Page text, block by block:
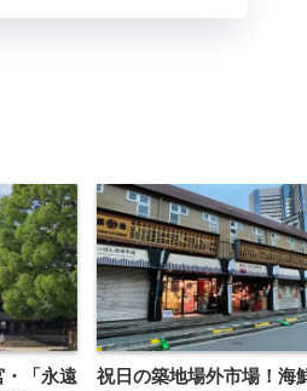
「永遠
祝日の築地場外市場！海